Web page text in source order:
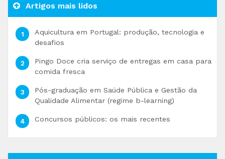
Artigos mais lidos
Aquicultura em Portugal: produção, tecnologia e
desafios
Pingo Doce cria serviço de entregas em casa para
comida fresca
Pós-graduação em Saúde Pública e Gestão da
Qualidade Alimentar (regime b-learning)
Concursos públicos: os mais recentes